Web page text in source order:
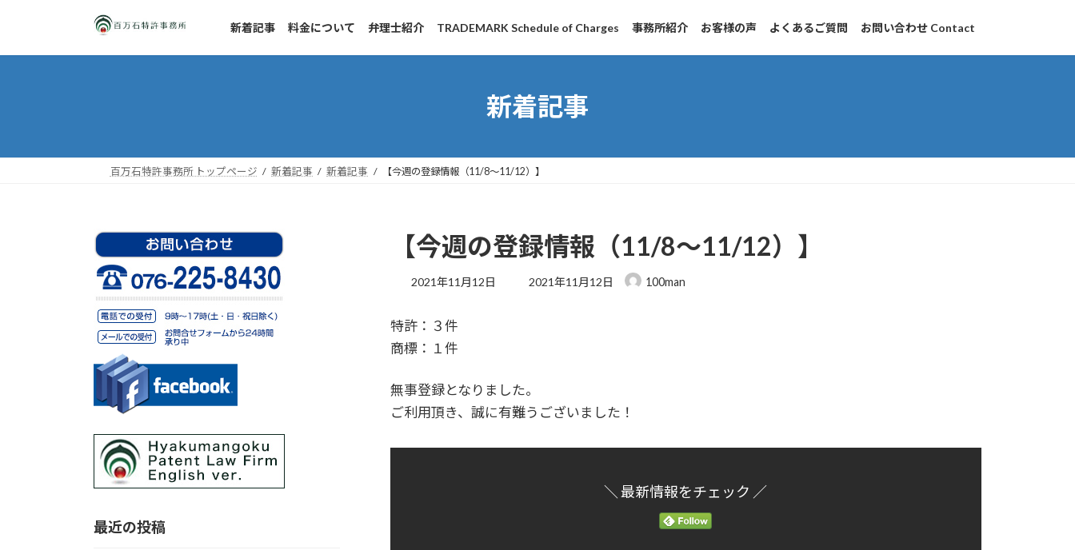
ッ
移
新着記事 料金について 弁理士紹介 TRADEMARK Schedule of Charges 事務所紹介 お客様の声 よくあるご質問 お問い合わせ Contact
新着記事
百万石特許事務所 トップページ 新着記事 新着記事 【今週の登録情報（11/8～11/12）】
【今週の登録情報（11/8～11/12）】
2021年11月12日
最
2021年11月12日 100man
特許：３件
商標：１件
無事登録となりました。
ご利用頂き、誠に有難うございました！
＼ 最新情報をチェック ／
最近の投稿